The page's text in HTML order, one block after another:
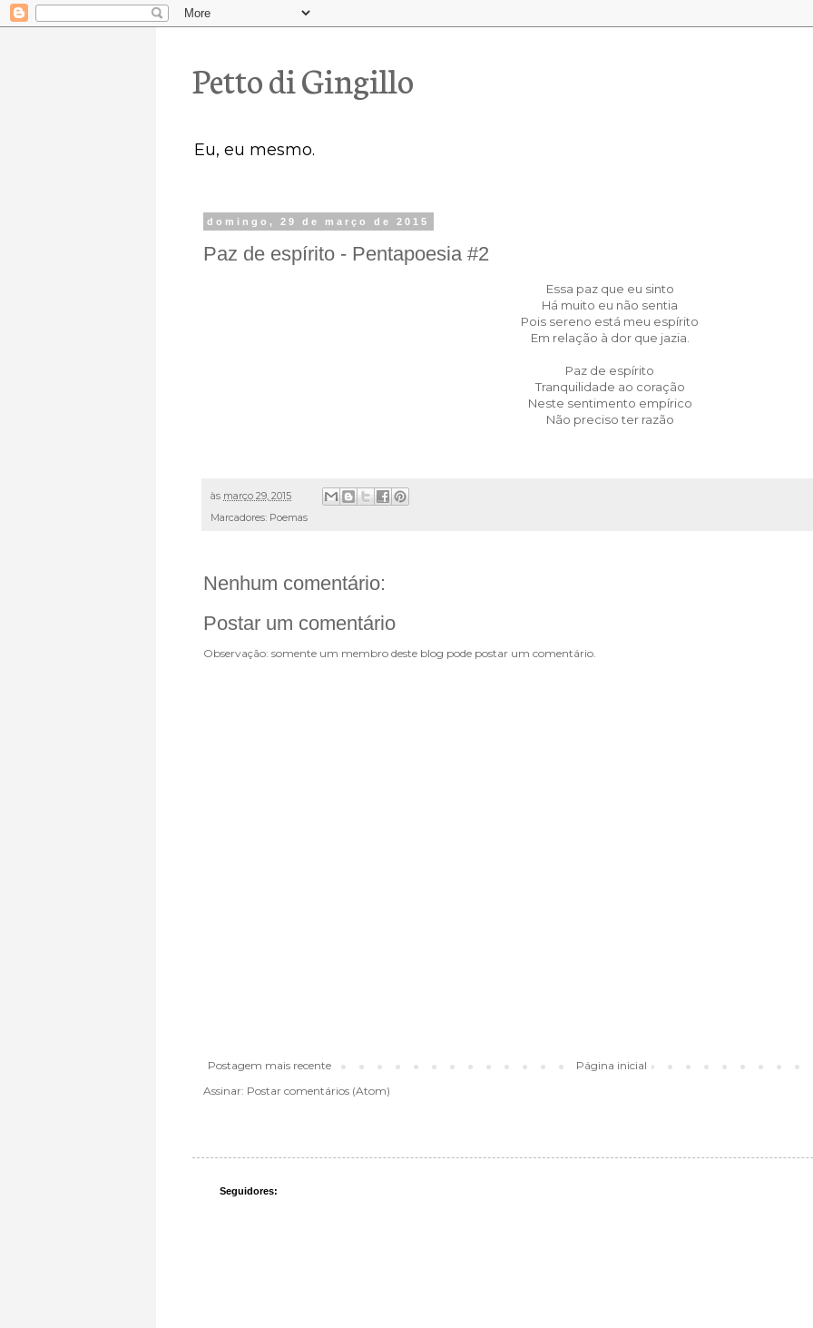
Petto di Gingillo
Eu, eu mesmo.
domingo, 29 de março de 2015
Paz de espírito - Pentapoesia #2
Essa paz que eu sinto
Há muito eu não sentia
Pois sereno está meu espírito
Em relação à dor que jazia.
Paz de espírito
Tranquilidade ao coração
Neste sentimento empírico
Não preciso ter razão
às março 29, 2015
Marcadores: Poemas
Nenhum comentário:
Postar um comentário
Observação: somente um membro deste blog pode postar um comentário.
Postagem mais recente
Página inicial
Assinar: Postar comentários (Atom)
Seguidores: